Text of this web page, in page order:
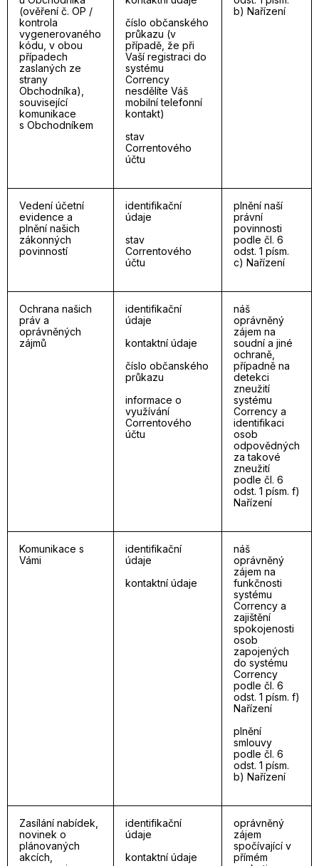
(ověření č. OP /
kontrola
vygenerovaného
kódu, v obou
případech
zaslaných ze
strany
Obchodníka),
související
komunikace
s Obchodníkem
číslo občanského
průkazu (v
případě, že při
Vaší registraci do
systému
Corrency
nesdělíte Váš
mobilní telefonní
kontakt)
stav
Correntového
účtu
b) Nařízení
Vedení účetní
evidence a
plnění našich
zákonných
povinností
identifikační
údaje
stav
Correntového
účtu
plnění naší
právní
povinnosti
podle čl. 6
odst. 1 písm.
c) Nařízení
Ochrana našich
práv a
oprávněných
zájmů
identifikační
údaje
kontaktní údaje
číslo občanského
průkazu
informace o
využívání
Correntového
účtu
náš
oprávněný
zájem na
soudní a jiné
ochraně,
případně na
detekci
zneužití
systému
Corrency a
identifikaci
osob
odpovědných
za takové
zneužití
podle čl. 6
odst. 1 písm. f)
Nařízení
Komunikace s
Vámi
identifikační
údaje
kontaktní údaje
náš
oprávněný
zájem na
funkčnosti
systému
Corrency a
zajištění
spokojenosti
osob
zapojených
do systému
Corrency
podle čl. 6
odst. 1 písm. f)
Nařízení
plnění
smlouvy
podle čl. 6
odst. 1 písm.
b) Nařízení
Zasílání nabídek,
novinek o
plánovaných
akcích,
identifikační
údaje
kontaktní údaje
oprávněný
zájem
spočívající v
přímém